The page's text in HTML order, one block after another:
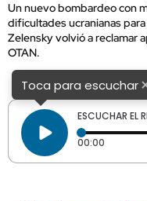
Un nuevo bombardeo con
dificultades ucranianas
Zelensky volvió a reclamar
OTAN.
Toca para escuchar
ESCUCHAR EL
00:00 Tiempo